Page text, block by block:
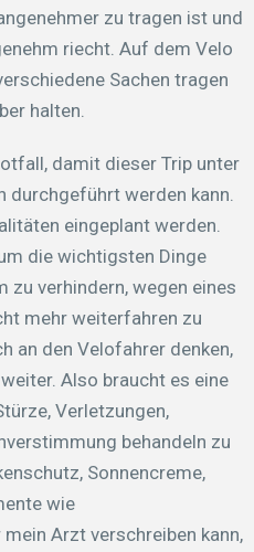
zu tragen ist und
riecht. Auf dem Velo
Sachen tragen
halten.
damit dieser Trip unter
durchgeführt werden kann.
eingeplant werden.
die wichtigsten Dinge
zu verhindern, wegen eines
mehr weiterfahren zu
an den Velofahrer denken,
Also braucht es eine
Verletzungen,
behandeln zu
Sonnencreme,
wie
Arzt verschreiben kann,